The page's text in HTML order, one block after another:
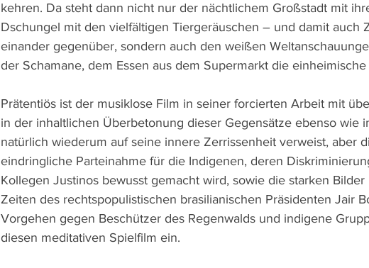
kehren. Da steht dann nicht nur der nächtlichem Großstadt mit
Dschungel mit den vielfältigen Tiergeräuschen – und damit auch
einander gegenüber, sondern auch den weißen
der Schamane, dem Essen aus dem Supermarkt die einheimische
Prätentiös ist der musiklose Film in seiner forcierten Arbeit mit
in der inhaltlichen Überbetonung dieser Gegensätze ebenso wie
natürlich wiederum auf seine innere Zerrissenheit verweist, aber
eindringliche Parteinahme für die Indigenen, deren
Kollegen Justinos bewusst gemacht wird, sowie die starken
Zeiten des rechtspopulistischen brasilianischen Präsidenten Jair
Vorgehen gegen Beschützer des Regenwalds und indigene
diesen meditativen Spielfilm ein.